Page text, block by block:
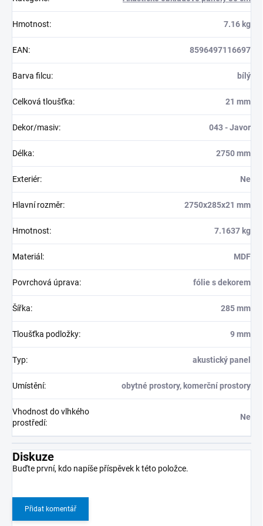
Hmotnost: 7.16 kg
EAN: 8596497116697
Barva filcu: bílý
Celková tloušťka: 21 mm
Dekor/masiv: 043 - Javor
Délka: 2750 mm
Exteriér: Ne
Hlavní rozměr: 2750x285x21 mm
Hmotnost: 7.1637 kg
Materiál : MDF
Povrchová úprava: fólie s dekorem
Šířka: 285 mm
Tloušťka podložky: 9 mm
Typ: akustický panel
Umístění: obytné prostory, komerční prostory
Vhodnost do vlhkého
prostředí:
Ne
Diskuze
Buďte první, kdo napíše příspěvek k této položce.
Přidat komentář